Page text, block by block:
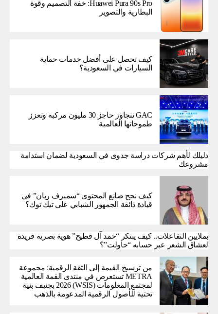
Huawei Pura 90s Pro: خفة التصميم وقوة
البطارية والتصوير
كيف تحصل على أفضل خدمات حماية
السيارات في السعودية؟
GAC تتجاوز حاجز 30 مليون مركبة وتعزز
طموحاتها العالمية
دليلك لأهم شركات دراسة جدوى في السعودية لضمان استدامة
مشروعك
كيف نجح صانع المحتوى “سميرف ريان” في
قيادة ذائقة الجمهور الشبابي على تيك توك؟
بملايين التفاعلات.. كيف يبتكر “حمد آل فطيح” هوية بصرية فريدة
لعشاق الشعر عبر حسابه “حاولت”؟
من ترسيخ القيمة إلى الثقة الرقمية: مجموعة
METRA تستعرض في منتدى القمة العالمية
لمجتمع المعلومات (WSIS) 2026 بجنيف بنية
تحتية للأصول الرقمية المدعومة بالذهب